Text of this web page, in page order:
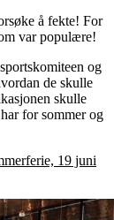
å fekte! For
var populære!
og
de skulle
skulle
for sommer og
19 juni